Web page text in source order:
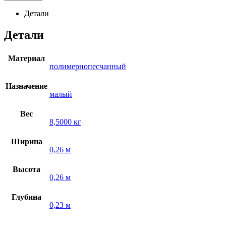
Детали
Детали
Материал
полимернопесчанный
Назначение
малый
Вес
8,5000 кг
Ширина
0,26 м
Высота
0,26 м
Глубина
0,23 м